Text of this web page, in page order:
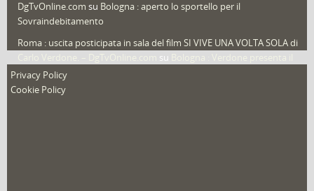
DgTvOnline.com su Bologna : aperto lo sportello per il
Sovraindebitamento
Roma : uscita posticipata in sala del film SI VIVE UNA VOLTA SOLA di
su
nuovo film
Privacy Policy
Cookie Policy